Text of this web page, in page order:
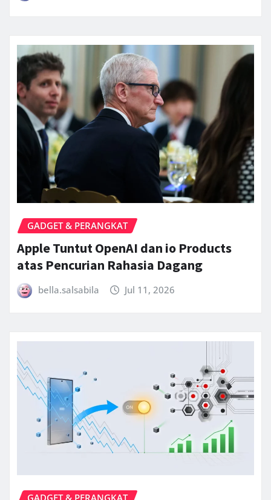
GADGET & PERANGKAT
Apple Tuntut OpenAI dan io Products
atas Pencurian Rahasia Dagang
bella.salsabila Jul 11, 2026
GADGET & PERANGKAT